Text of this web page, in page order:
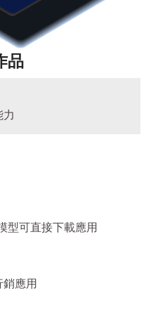
品
力
型可直接下載應用
銷應用